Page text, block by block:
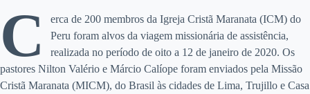
C
erca de 200 membros da Igreja Cristã Maranata (ICM) do
Peru foram alvos da viagem missionária de assistência,
realizada no período de oito a 12 de janeiro de 2020. Os
pastores Nilton Valério e Márcio Calíope foram enviados pela Missão
Cristã Maranata (MICM), do Brasil às cidades de Lima, Trujillo e Casa